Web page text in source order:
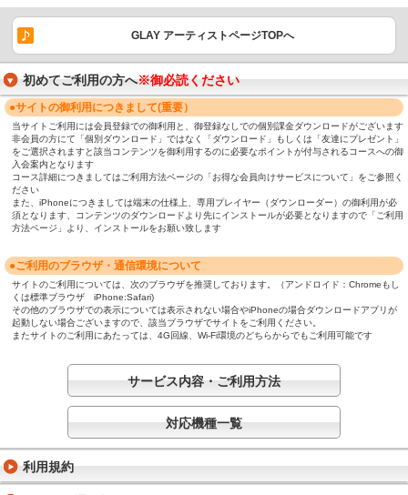
GLAY アーティストページTOPへ
初めてご利用の方へ※御必読ください
●サイトの御利用につきまして(重要）
当サイトご利用には会員登録での御利用と、御登録なしでの個別課金ダウンロードがございます
非会員の方にて「個別ダウンロード」ではなく「ダウンロード」もしくは「友達にプレゼント」
をご選択されますと該当コンテンツを御利用するのに必要なポイントが付与されるコースへの御
入会案内となります
コース詳細につきましてはご利用方法ページの「お得な会員向けサービスについて」をご参照く
ださい
また、iPhoneにつきましては端末の仕様上、専用プレイヤー（ダウンローダー）の御利用が必
須となります、コンテンツのダウンロードより先にインストールが必要となりますので「ご利用
方法ページ」より、インストールをお願い致します
●ご利用のブラウザ・通信環境について
サイトのご利用については、次のブラウザを推奨しております。（アンドロイド：Chromeもし
くは標準ブラウザ iPhone:Safari)
その他のブラウザでの表示については表示されない場合やiPhoneの場合ダウンロードアプリが
起動しない場合ございますので、該当ブラウザでサイトをご利用ください。
またサイトのご利用にあたっては、4G回線、Wi-Fi環境のどちらからでもご利用可能です
サービス内容・ご利用方法
対応機種一覧
利用規約